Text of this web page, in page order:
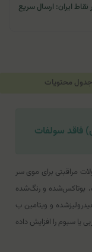
تا ۲۴ ساعت | سایر نقاط ایران: ارسال سریع
جدول محتویات
فاقد سولفات
مراقبتی برای موی سر
بوتاکس‌شده و رنگ‌شده
و ویتامین ب
یا سبوم را افزایش داده